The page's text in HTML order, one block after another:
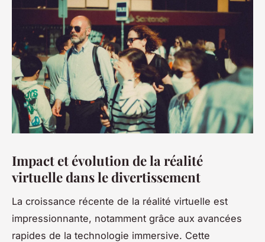
Impact et évolution de la réalité
virtuelle dans le divertissement
La croissance récente de la réalité virtuelle est
impressionnante, notamment grâce aux avancées
rapides de la technologie immersive. Cette